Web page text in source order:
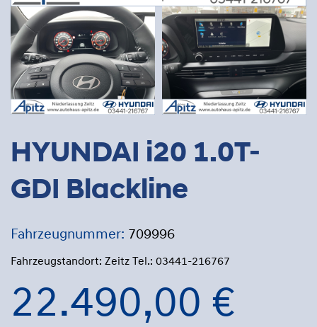
HYUNDAI i20 1.0T-
GDI Blackline
Fahrzeugnummer: 709996
Fahrzeugstandort: Zeitz Tel.: 03441-216767
22.490,00 €